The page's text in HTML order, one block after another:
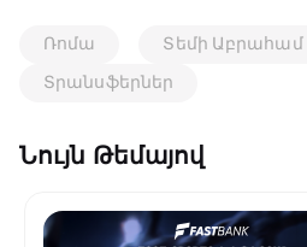
Ռոմա
Տեմի Աբրահամ
Տրանսֆերներ
Նույն Թեմայով